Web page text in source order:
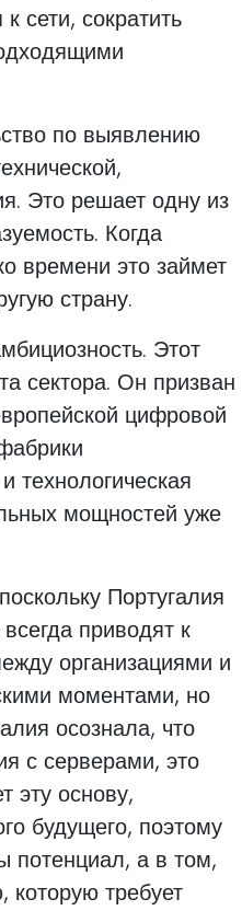
сети, сократить
по выявлению
Это решает одну из
Когда
времени это займет
страну.
Этот
сектора. Он призван
цифровой
технологическая
мощностей уже
Португалия
приводят к
организациями и
моментами, но
осознала, что
с серверами, это
эту основу,
будущего, поэтому
потенциал, а в том,
которую требует